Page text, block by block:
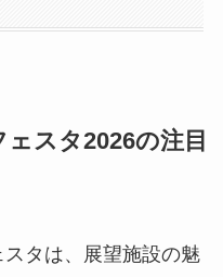
スタ2026の注目
タは、展望施設の魅